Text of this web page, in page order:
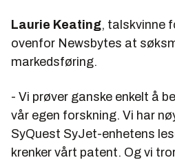
Laurie Keating, talskvinne
ovenfor Newsbytes at
markedsføring.
- Vi prøver ganske enkelt å
vår egen forskning. Vi har
SyQuest SyJet-enhetens
krenker vårt patent. Og vi